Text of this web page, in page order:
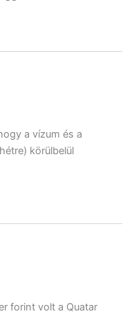
a vízum és a
körülbelül
forint volt a Quatar